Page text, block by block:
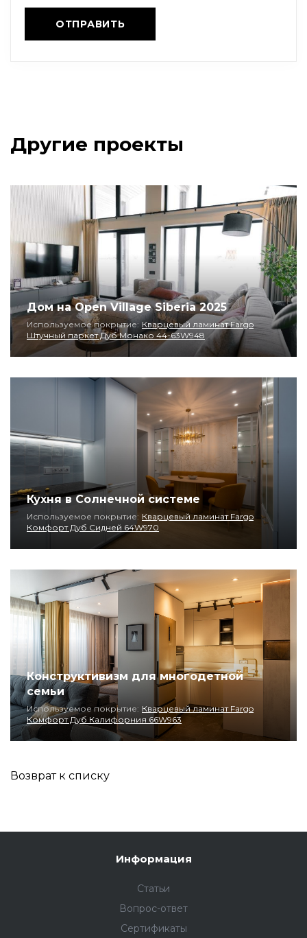
Другие проекты
Дом на Open Village Siberia 2025
Используемое покрытие: Кварцевый ламинат Fargo
Штучный паркет Дуб Монако 44-63W948
Кухня в Солнечной системе
Используемое покрытие: Кварцевый ламинат Fargo
Комфорт Дуб Сидней 64W970
Конструктивизм для многодетной
семьи
Используемое покрытие: Кварцевый ламинат Fargo
Комфорт Дуб Калифорния 66W963
Возврат к списку
Информация
Статьи
Вопрос-ответ
Сертификаты